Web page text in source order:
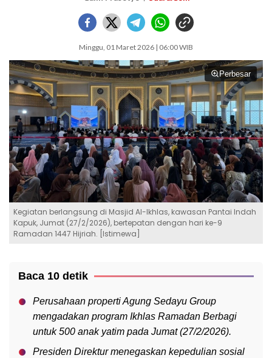
Minggu, 01 Maret 2026 | 06:00 WIB
Perbesar
Kegiatan berlangsung di Masjid Al-Ikhlas, kawasan Pantai Indah
Kapuk, Jumat (27/2/2026), bertepatan dengan hari ke-9
Ramadan 1447 Hijriah. [Istimewa]
Baca 10 detik
Perusahaan properti Agung Sedayu Group
mengadakan program Ikhlas Ramadan Berbagi
untuk 500 anak yatim pada Jumat (27/2/2026).
Presiden Direktur menegaskan kepedulian sosial